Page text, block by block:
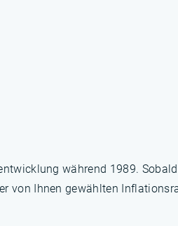
während 1989.
von Ihnen gewählten